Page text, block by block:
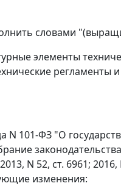
словами
элементы
регламенты
N 101-ФЗ "О
N 52, ст. 6961;
изменения: